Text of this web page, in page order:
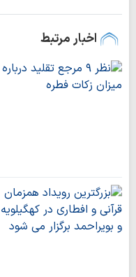
اخبار مرتبط